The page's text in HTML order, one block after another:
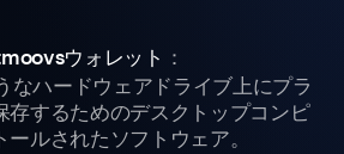
ウォレット ：
なハードウェアドライブ上にプラ
存するためのデスクトップコンピ
ルされたソフトウェア。